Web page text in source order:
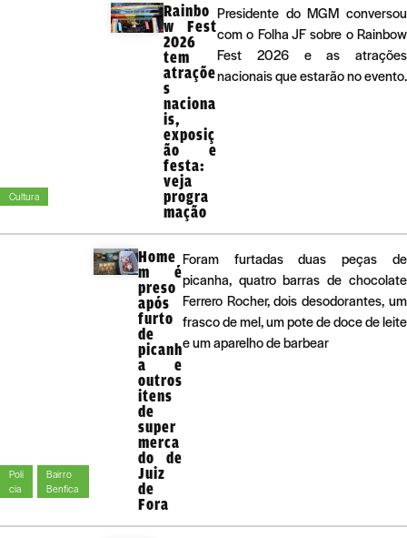
Cultura
Rainbo
w Fest
2026
tem
atraçõe
s
naciona
is,
exposiç
ão e
festa:
veja
progra
mação
Presidente do MGM conversou
com o Folha JF sobre o Rainbow
Fest 2026 e as atrações
nacionais que estarão no evento.
Polí
cia
Bairro
Benfica
Home
m é
preso
após
furto
de
picanh
a e
outros
itens
de
super
merca
do de
Juiz
de
Fora
Foram furtadas duas peças de
picanha, quatro barras de chocolate
Ferrero Rocher, dois desodorantes, um
frasco de mel, um pote de doce de leite
e um aparelho de barbear